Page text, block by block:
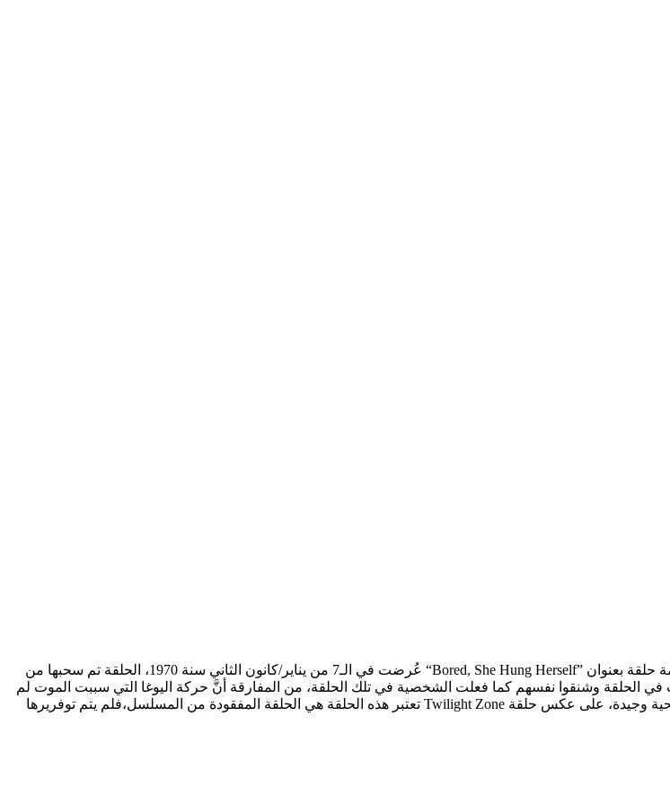
ليس النسخة التي تشاهدوها حالياً والتي تنتجها CBS، بل النسخة الأصلية القديمة حلقة بعنوان ”Bored, She Hung Herself“ عُرضت في الـ7 من يناير/كانون الثاني سنة 1970، الحلقة تم سحبها من
الحلقة وشنقوا نفسهم كما فعلت الشخصية في تلك الحلقة، من المفارقة أنَّ حركة اليوغا التي سببت الموت لم
تكن هي طريقة للموت بل كانت تعتبر حسب المسلسل وسرد احداث القصة انها حركة يوغا صحية وجيدة، على عكس حلقة Twilight Zone تعتبر هذه الحلقة هي الحلقة المفقودة من المسلسل،فلم يتم توفريرها